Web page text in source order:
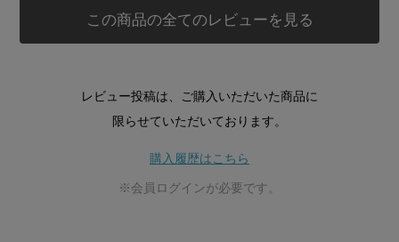
この商品の全てのレビューを見る
レビュー投稿は、ご購入いただいた商品に
限らせていただいております。
購入履歴はこちら
※会員ログインが必要です。